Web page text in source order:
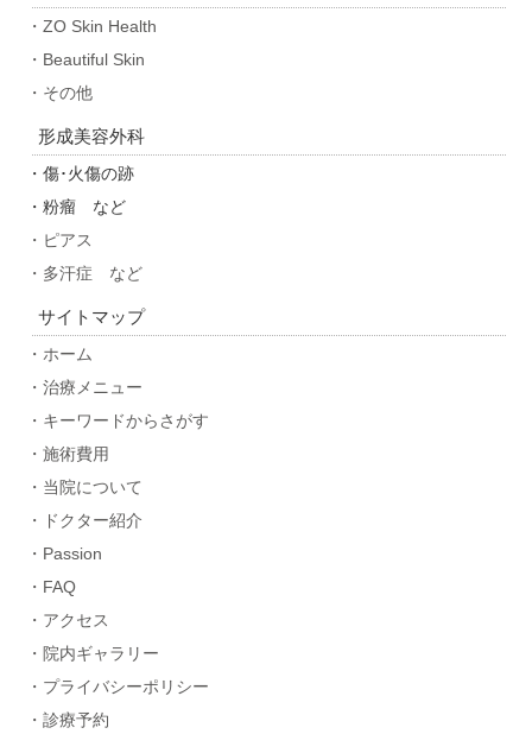
・ZO Skin Health
・Beautiful Skin
・その他
形成美容外科
・傷･火傷の跡
・粉瘤 など
・ピアス
・多汗症 など
サイトマップ
・ホーム
・治療メニュー
・キーワードからさがす
・施術費用
・当院について
・ドクター紹介
・Passion
・FAQ
・アクセス
・院内ギャラリー
・プライバシーポリシー
・診療予約